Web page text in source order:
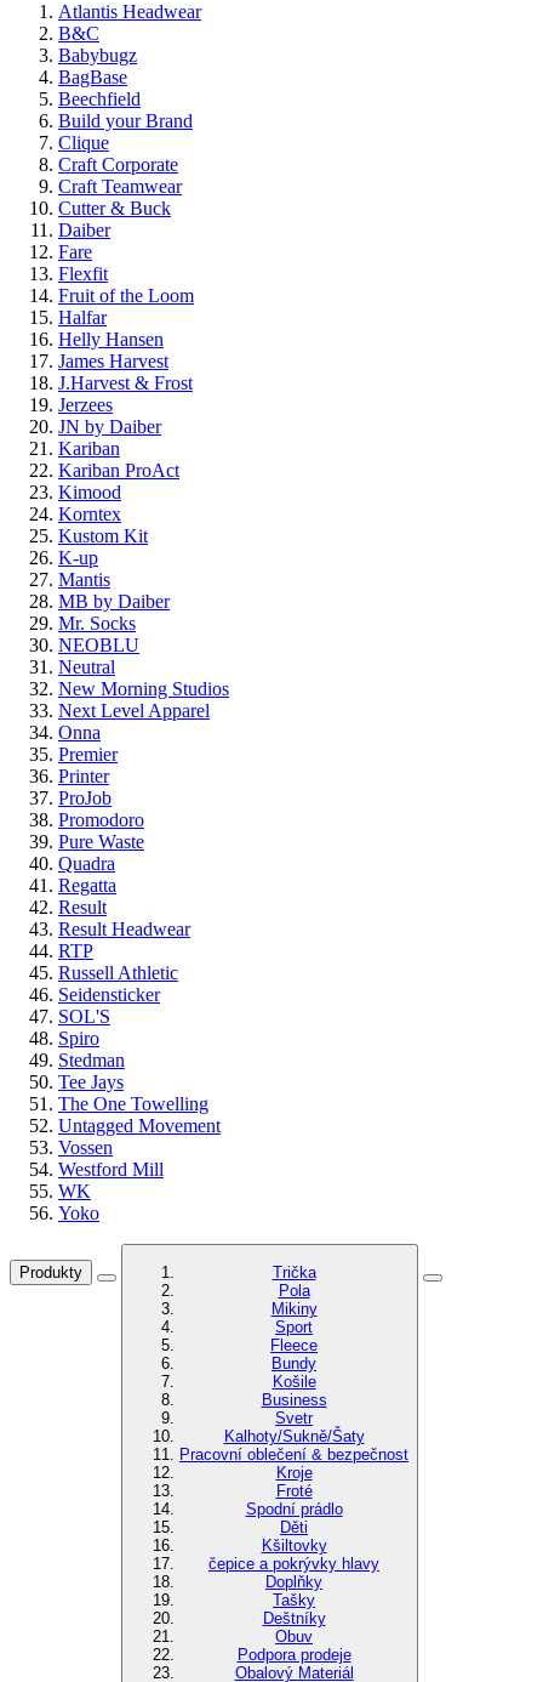
Atlantis Headwear
B&C
Babybugz
BagBase
Beechfield
Build your Brand
Clique
Craft Corporate
Craft Teamwear
Cutter & Buck
Daiber
Fare
Flexfit
Fruit of the Loom
Halfar
Helly Hansen
James Harvest
J.Harvest & Frost
Jerzees
JN by Daiber
Kariban
Kariban ProAct
Kimood
Korntex
Kustom Kit
K-up
Mantis
MB by Daiber
Mr. Socks
NEOBLU
Neutral
New Morning Studios
Next Level Apparel
Onna
Premier
Printer
ProJob
Promodoro
Pure Waste
Quadra
Regatta
Result
Result Headwear
RTP
Russell Athletic
Seidensticker
SOL'S
Spiro
Stedman
Tee Jays
The One Towelling
Untagged Movement
Vossen
Westford Mill
WK
Yoko
Produkty
Trička
Pola
Mikiny
Sport
Fleece
Bundy
Košile
Business
Svetr
Kalhoty/Sukně/Šaty
Pracovní oblečení & bezpečnost
Kroje
Froté
Spodní prádlo
Děti
Kšiltovky
čepice a pokrývky hlavy
Doplňky
Tašky
Deštníky
Obuv
Podpora prodeje
Obalový Materiál